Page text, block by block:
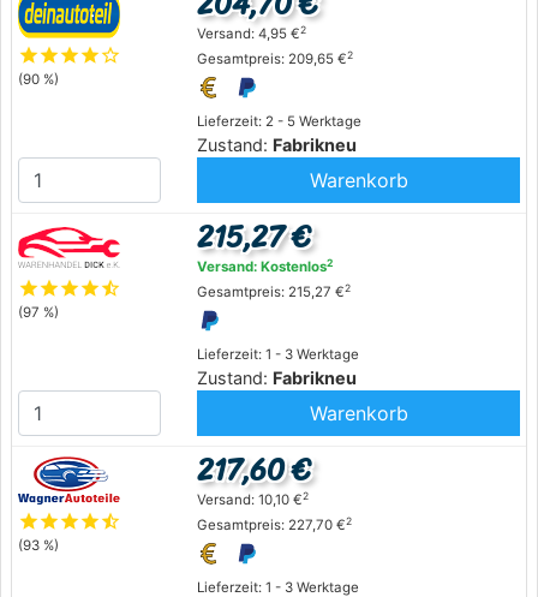
starstarstarstarstar_outline
(90 %)
Lieferzeit: 2 - 5 Werktage
Zustand: Fabrikneu
Versand: 4,95 €2
Gesamtpreis: 209,65 €2
Warenkorb
starstarstarstarstar_half
(97 %)
Lieferzeit: 1 - 3 Werktage
Zustand: Fabrikneu
215,27 €
Versand: Kostenlos2
Gesamtpreis: 215,27 €2
Warenkorb
starstarstarstarstar_half
(93 %)
Lieferzeit: 1 - 3 Werktage
217,60 €
Versand: 10,10 €2
Gesamtpreis: 227,70 €2